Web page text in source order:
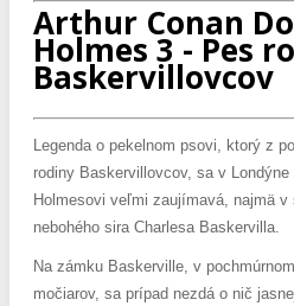
Arthur Conan
Holmes 3 - Pes
Baskervillovcov
Legenda o pekelnom psovi, ktorý z
rodiny Baskervillovcov, sa v
Holmesovi veľmi zaujímavá, najmä
nebohého sira Charlesa Baskervilla.
Na zámku Baskerville, v
močiarov, sa prípad nezdá o nič